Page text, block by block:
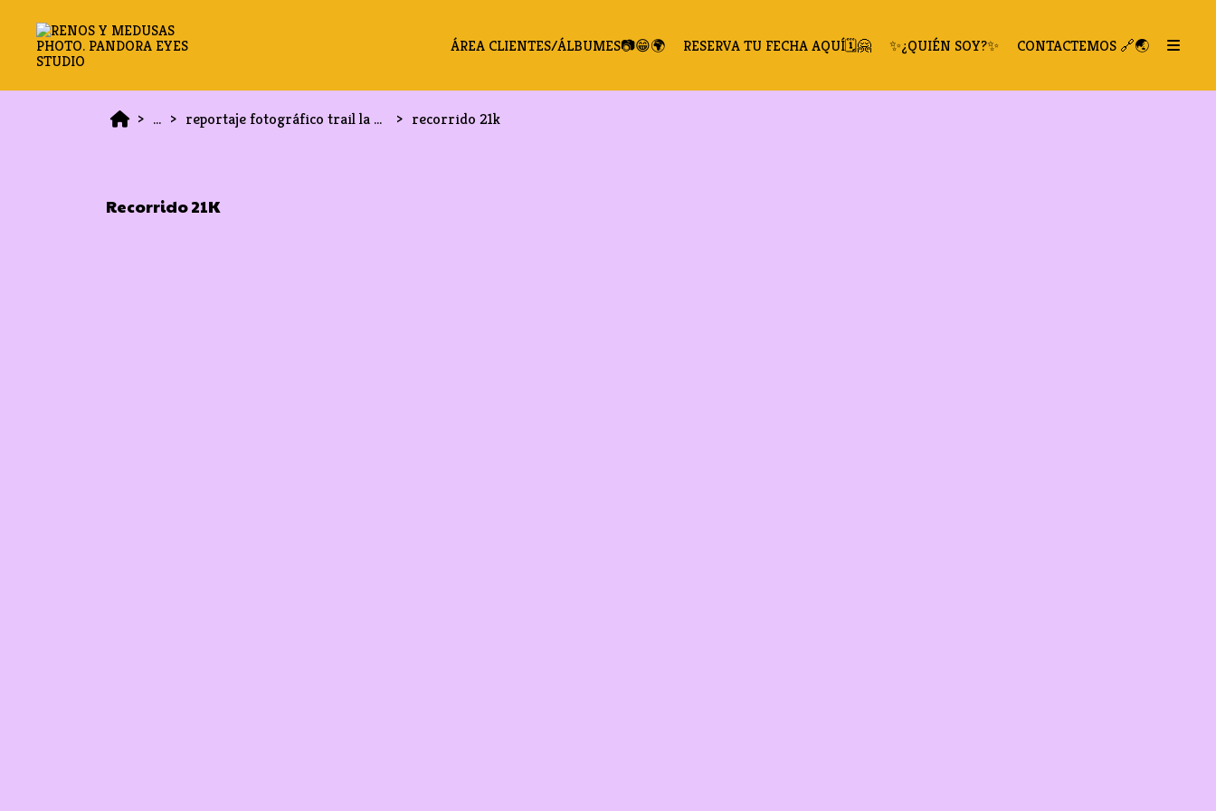
ÁREA CLIENTES/ÁLBUMES📷😁🌍 RESERVA TU FECHA AQUÍ🗓️🤗 ✨¿QUIÉN SOY?✨ CONTACTEMOS 🔗🌏
... reportaje fotográfico trail la guancha 2026 recorrido 21k
Recorrido 21K